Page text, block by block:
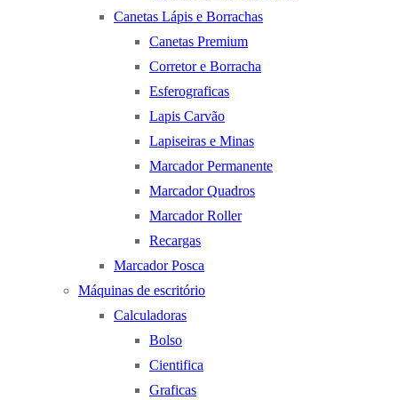
Canetas Lápis e Borrachas
Canetas Premium
Corretor e Borracha
Esferograficas
Lapis Carvão
Lapiseiras e Minas
Marcador Permanente
Marcador Quadros
Marcador Roller
Recargas
Marcador Posca
Máquinas de escritório
Calculadoras
Bolso
Cientifica
Graficas